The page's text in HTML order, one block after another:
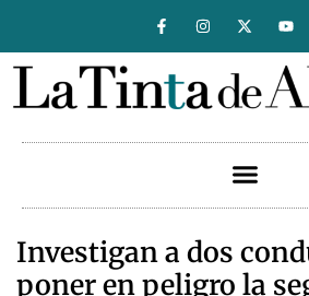
Investigan a dos
poner en peligro la